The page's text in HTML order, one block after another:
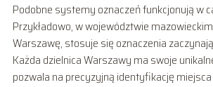
Podobne systemy oznaczeń funkcjonują w
Przykładowo, w województwie
Warszawę, stosuje się oznaczenia
Każda dzielnica Warszawy ma swoje
pozwala na precyzyjną identyfikację